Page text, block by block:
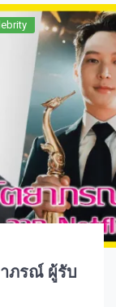
จเส้นทางความ
ความหล่อและลุ
คิดบ้าง
ภรณ์ ผู้รับ